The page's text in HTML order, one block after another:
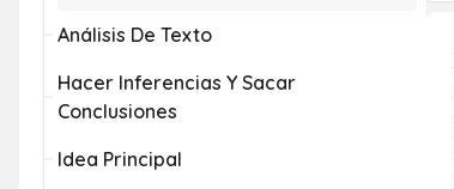
Análisis De Texto
Hacer Inferencias Y Sacar
Conclusiones
Idea Principal